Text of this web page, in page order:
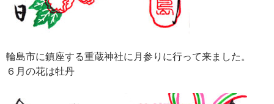
輪島市に鎮座する重蔵神社に月参りに行って来ました。
６月の花は牡丹